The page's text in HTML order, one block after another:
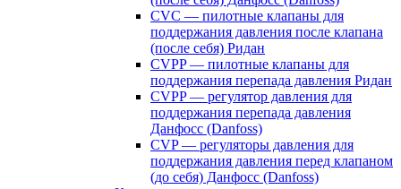
CVС — пилотные клапаны для
поддержания давления после клапана
(после себя) Ридан
CVPP — пилотные клапаны для
поддержания перепада давления Ридан
CVPP — регулятор давления для
поддержания перепада давления
Данфосс (Danfoss)
CVP — регуляторы давления для
поддержания давления перед клапаном
(до себя) Данфосс (Danfoss)